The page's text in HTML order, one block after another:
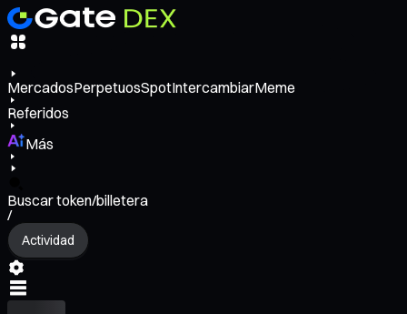
MercadosPerpetuosSpotIntercambiarMeme
Referidos
Más
Buscar token/billetera
/
Actividad